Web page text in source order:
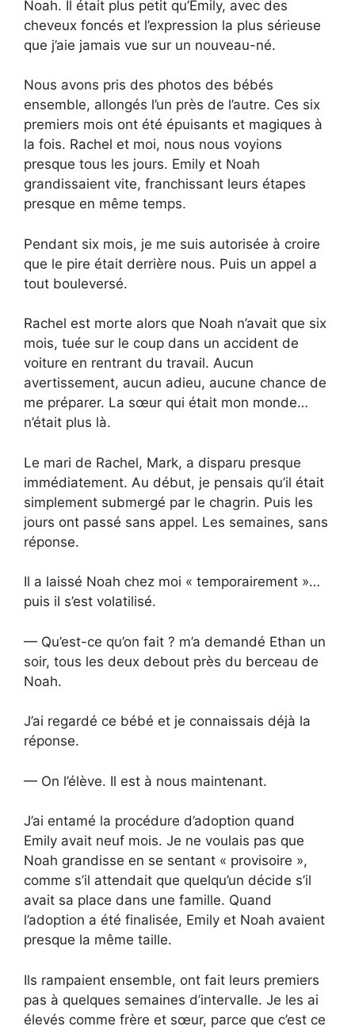
Noah. Il était plus petit qu’Emily, avec des
cheveux foncés et l’expression la plus sérieuse
que j’aie jamais vue sur un nouveau-né.
Nous avons pris des photos des bébés
ensemble, allongés l’un près de l’autre. Ces six
premiers mois ont été épuisants et magiques à
la fois. Rachel et moi, nous nous voyions
presque tous les jours. Emily et Noah
grandissaient vite, franchissant leurs étapes
presque en même temps.
Pendant six mois, je me suis autorisée à croire
que le pire était derrière nous. Puis un appel a
tout bouleversé.
Rachel est morte alors que Noah n’avait que six
mois, tuée sur le coup dans un accident de
voiture en rentrant du travail. Aucun
avertissement, aucun adieu, aucune chance de
me préparer. La sœur qui était mon monde…
n’était plus là.
Le mari de Rachel, Mark, a disparu presque
immédiatement. Au début, je pensais qu’il était
simplement submergé par le chagrin. Puis les
jours ont passé sans appel. Les semaines, sans
réponse.
Il a laissé Noah chez moi « temporairement »…
puis il s’est volatilisé.
— Qu’est-ce qu’on fait ? m’a demandé Ethan un
soir, tous les deux debout près du berceau de
Noah.
J’ai regardé ce bébé et je connaissais déjà la
réponse.
— On l’élève. Il est à nous maintenant.
J’ai entamé la procédure d’adoption quand
Emily avait neuf mois. Je ne voulais pas que
Noah grandisse en se sentant « provisoire »,
comme s’il attendait que quelqu’un décide s’il
avait sa place dans une famille. Quand
l’adoption a été finalisée, Emily et Noah avaient
presque la même taille.
Ils rampaient ensemble, ont fait leurs premiers
pas à quelques semaines d’intervalle. Je les ai
élevés comme frère et sœur, parce que c’est ce